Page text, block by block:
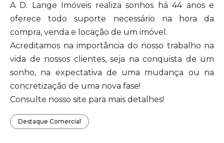
A D. Lange Imóveis realiza sonhos há 44 anos e
oferece todo suporte necessário na hora da
compra, venda e locação de um imóvel.
Acreditamos na importância do nosso trabalho na
vida de nossos clientes, seja na conquista de um
sonho, na expectativa de uma mudança ou na
concretização de uma nova fase!
Consulte nosso site para mais detalhes!
Destaque Comercial